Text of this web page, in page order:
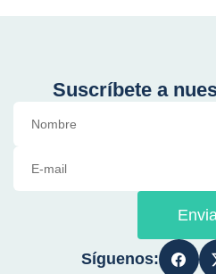
Suscríbete a
Síguenos: